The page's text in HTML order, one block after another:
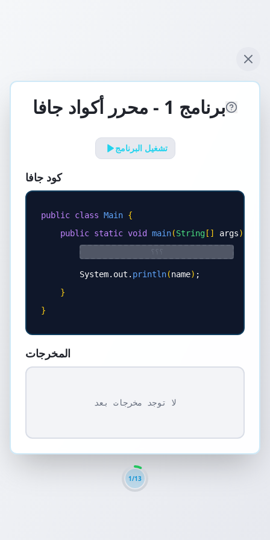
برنامج 1 - محرر أكواد جافا
تشغيل البرنامج
كود جافا
public class Main {
public static void main(String [] args)
System. out . println(name) ;
}
}
المخرجات
لا توجد مخرجات بعد
1/13